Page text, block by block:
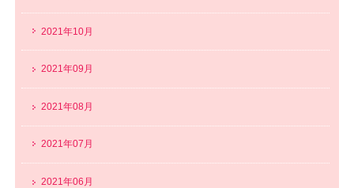
2021年10月
2021年09月
2021年08月
2021年07月
2021年06月